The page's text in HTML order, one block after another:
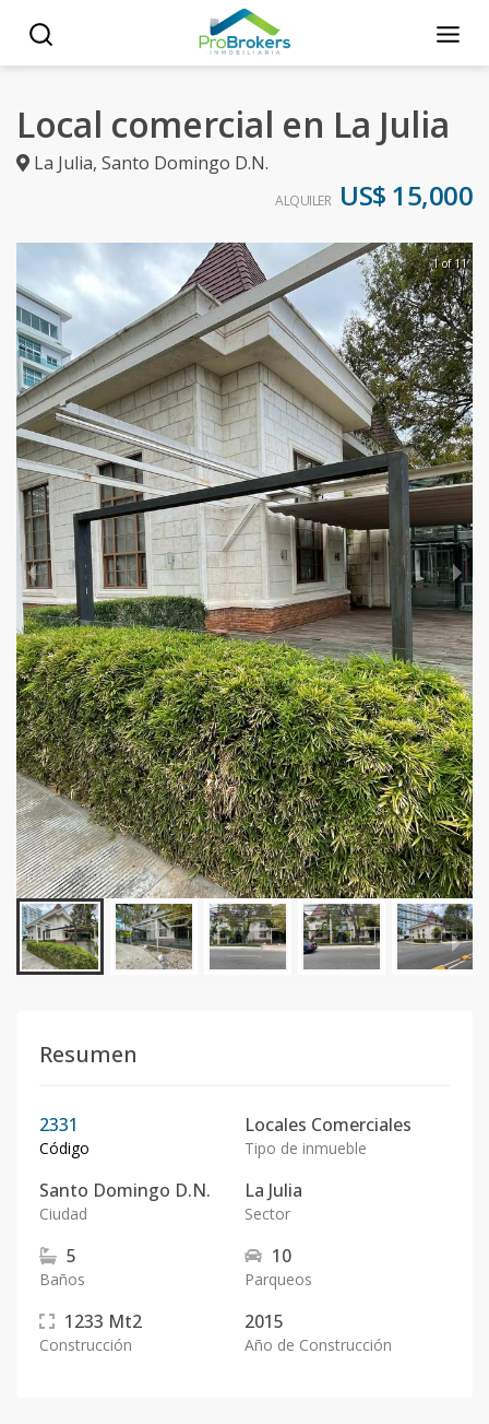
Local comercial en La Julia
La Julia, Santo Domingo D.N.
ALQUILER US$ 15,000
1 of 11
Resumen
2331
Código
Locales Comerciales
Tipo de inmueble
Santo Domingo D.N.
Ciudad
La Julia
Sector
5
Baños
10
Parqueos
1233 Mt2
Construcción
2015
Año de Construcción